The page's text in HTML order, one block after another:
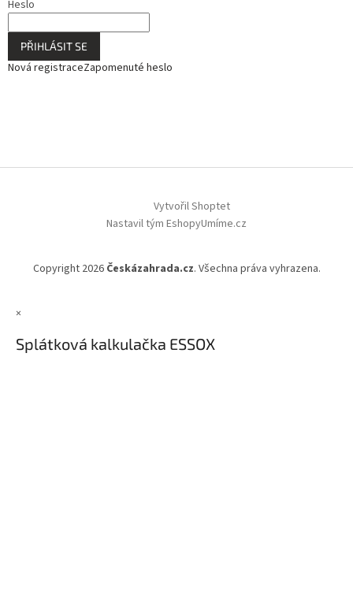
Heslo
PŘIHLÁSIT SE
Nová registraceZapomenuté heslo
Vytvořil Shoptet
Nastavil tým EshopyUmíme.cz
Copyright 2026 Českázahrada.cz. Všechna práva vyhrazena.
×
Splátková kalkulačka ESSOX